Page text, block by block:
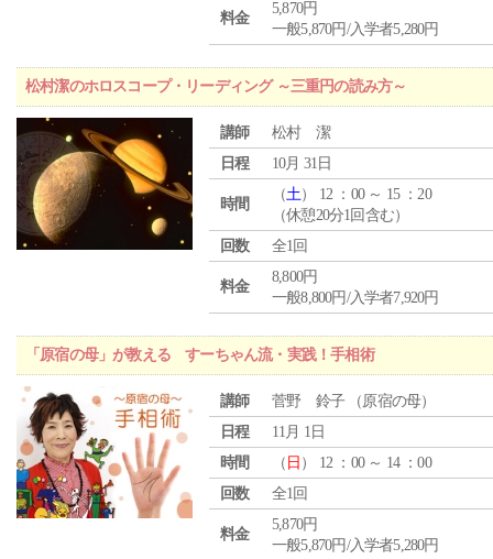
料金
5,870円
一般5,870円/入学者5,280円
松村潔のホロスコープ・リーディング ～三重円の読み方～
講師
松村 潔
日程
10月 31日
時間
（土） 12 ：00 ～ 15 ：20
（休憩20分1回含む）
回数
全1回
料金
8,800円
一般8,800円/入学者7,920円
「原宿の母」が教える すーちゃん流・実践！手相術
講師
菅野 鈴子 （原宿の母）
日程
11月 1日
時間
（ 日 ） 12 ：00 ～ 14 ：00
回数
全1回
料金
5,870円
一般5,870円/入学者5,280円